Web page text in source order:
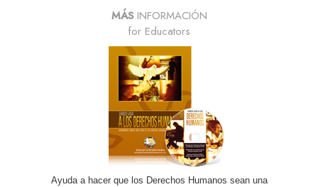
MÁSINFORMACIÓN
for Educators
Ayuda a hacer que los Derechos Humanos sean una